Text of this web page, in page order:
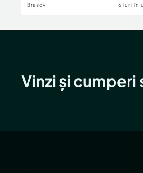
Brasov 6 luni în
Vinzi și cumperi